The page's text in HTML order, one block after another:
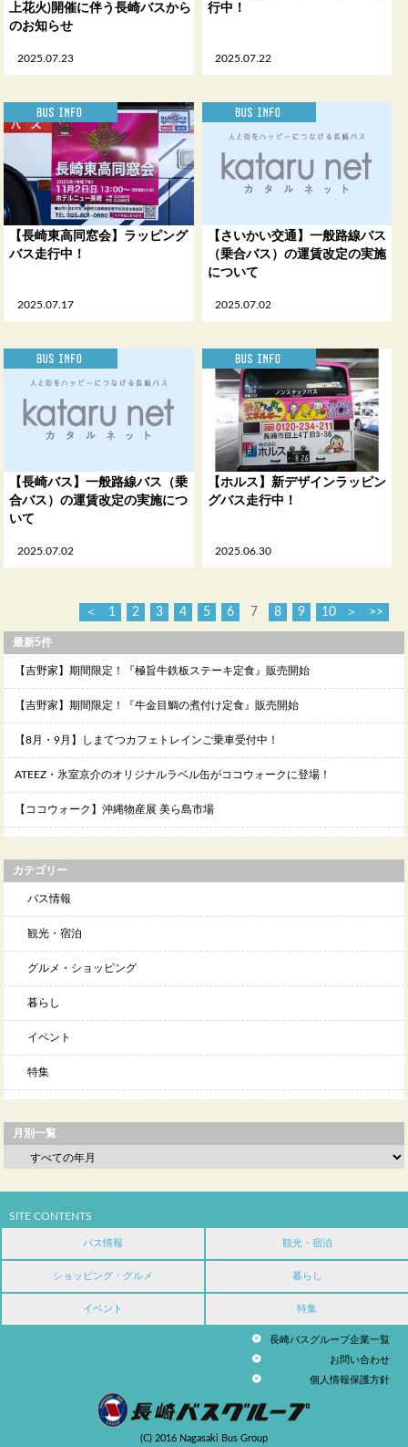
2025.07.23
上花火)開催に伴う長崎バスから
のお知らせ
2025.07.22
行中！
2025.07.17
【長崎東高同窓会】ラッピング
バス走行中！
2025.07.02
【さいかい交通】一般路線バス
（乗合バス）の運賃改定の実施
について
2025.07.02
【長崎バス】一般路線バス（乗
合バス）の運賃改定の実施につ
いて
2025.06.30
【ホルス】新デザインラッピン
グバス走行中！
＜ 1 2 3 4 5 6 7 8 9 10 ＞ >>
最新5件
【吉野家】期間限定！『極旨牛鉄板ステーキ定食』販売開始
【吉野家】期間限定！『牛金目鯛の煮付け定食』販売開始
【8月・9月】しまてつカフェトレインご乗車受付中！
ATEEZ・氷室京介のオリジナルラベル缶がココウォークに登場！
【ココウォーク】沖縄物産展 美ら島市場
カテゴリー
バス情報
観光・宿泊
グルメ・ショッピング
暮らし
イベント
特集
月別一覧
SITE CONTENTS
バス情報 観光・宿泊
ショッピング・グルメ 暮らし
イベント 特集
長崎バスグループ企業一覧
お問い合わせ
個人情報保護方針
(C) 2016 Nagasaki Bus Group